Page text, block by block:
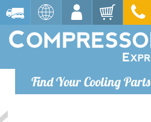
Find Your Cooling Parts